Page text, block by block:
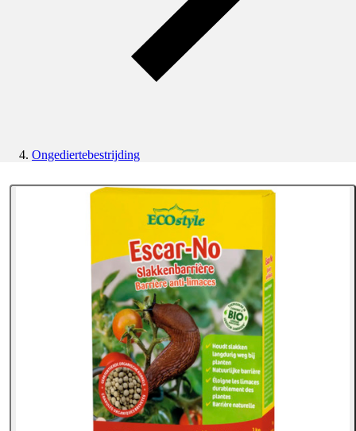
Ongediertebestrijding